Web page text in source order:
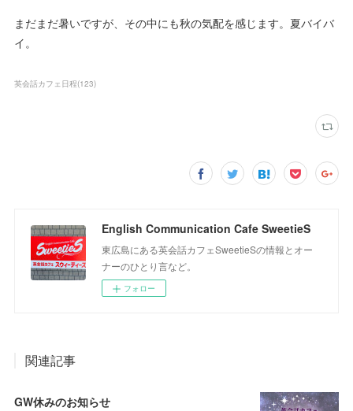
まだまだ暑いですが、その中にも秋の気配を感じます。夏バイバ
イ。
英会話カフェ日程(123)
English Communication Cafe SweetieS
東広島にある英会話カフェSweetieSの情報とオー
ナーのひとり言など。
フォロー
関連記事
GW休みのお知らせ